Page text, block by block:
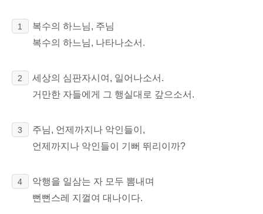
1
복수의 하느님, 주님
복수의 하느님, 나타나소서.
2
세상의 심판자시여, 일어나소서.
거만한 자들에게 그 행실대로 갚으소서.
3
주님, 언제까지나 악인들이,
언제까지나 악인들이 기뻐 뛰리이까?
4
악행을 일삼는 자 모두 뽐내며
뻔뻔스레 지껄여 대나이다.